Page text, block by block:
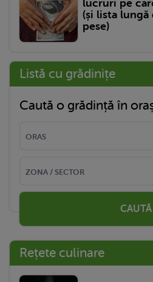
lucruri pe
(și lista lungă
pese)
Listă cu grădinițe
Caută o grădință în
CAUTĂ
Rețete culinare